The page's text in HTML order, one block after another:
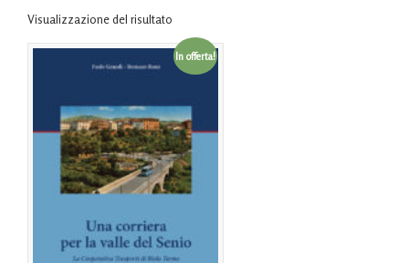
Visualizzazione del risultato
In offerta!